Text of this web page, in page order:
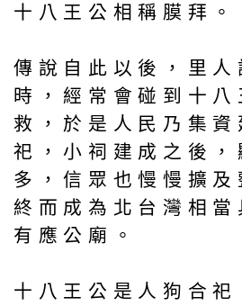
十八王公相稱膜拜。
傳說自此以後，里人
時，經常會碰到十八
救，於是人民乃集資
祀，小祠建成之後，
多，信眾也慢慢擴及
終而成為北台灣相當
有應公廟。
十八王公是人狗合祀